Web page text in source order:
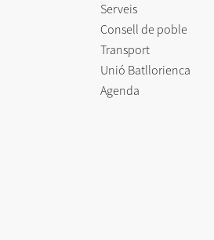
Serveis
Consell de poble
Transport
Unió Batllorienca
Agenda